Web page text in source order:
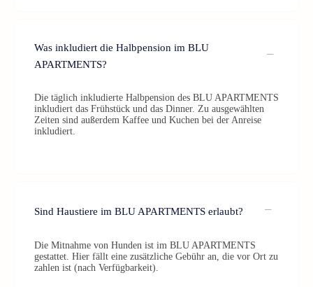
Was inkludiert die Halbpension im BLU
APARTMENTS?
Die täglich inkludierte Halbpension des BLU APARTMENTS
inkludiert das Frühstück und das Dinner. Zu ausgewählten
Zeiten sind außerdem Kaffee und Kuchen bei der Anreise
inkludiert.
Sind Haustiere im BLU APARTMENTS erlaubt?
Die Mitnahme von Hunden ist im BLU APARTMENTS
gestattet. Hier fällt eine zusätzliche Gebühr an, die vor Ort zu
zahlen ist (nach Verfügbarkeit).